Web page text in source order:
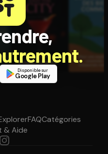
Disponible sur
Google Play
FAQCatégories
& Aide